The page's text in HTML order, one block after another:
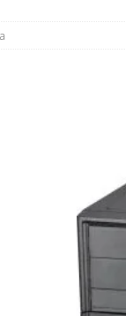
OSTATNÍ
[ 06-05-2025 ]